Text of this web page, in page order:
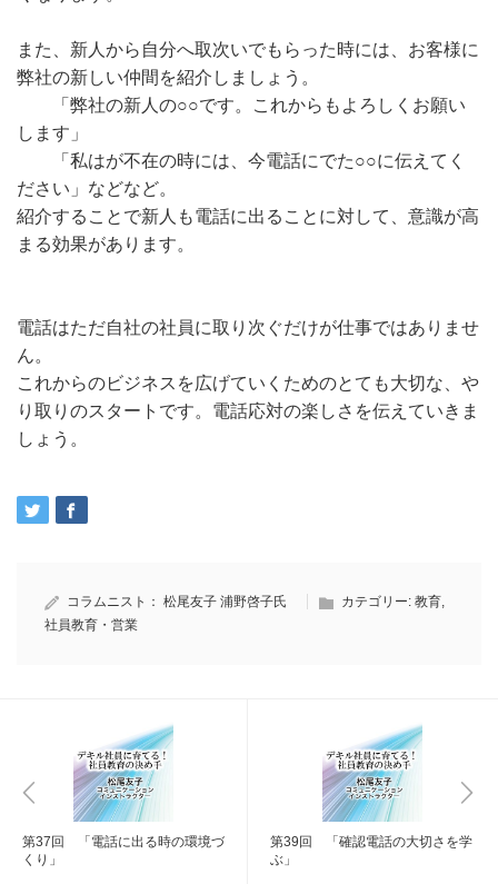
また、新人から自分へ取次いでもらった時には、お客様に
弊社の新しい仲間を紹介しましょう。
「弊社の新人の○○です。これからもよろしくお願い
します」
「私はが不在の時には、今電話にでた○○に伝えてく
ださい」などなど。
紹介することで新人も電話に出ることに対して、意識が高
まる効果があります。
電話はただ自社の社員に取り次ぐだけが仕事ではありませ
ん。
これからのビジネスを広げていくためのとても大切な、や
り取りのスタートです。電話応対の楽しさを伝えていきま
しょう。
コラムニスト： 松尾友子 浦野啓子氏 カテゴリー: 教育,
社員教育・営業
第37回 「電話に出る時の環境づ
くり」
第39回 「確認電話の大切さを学
ぶ」